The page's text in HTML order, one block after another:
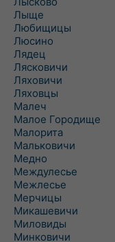
Лыще
Любищицы
Люсино
Лядец
Лясковичи
Ляховичи
Ляховцы
Малеч
Малое Городище
Малорита
Мальковичи
Медно
Междулесье
Межлесье
Мерчицы
Микашевичи
Миловиды
Минковичи